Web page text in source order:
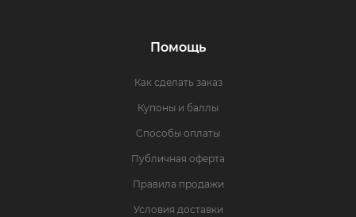
Помощь
Как сделать заказ
Купоны и баллы
Способы оплаты
Публичная оферта
Правила продажи
Условия доставки